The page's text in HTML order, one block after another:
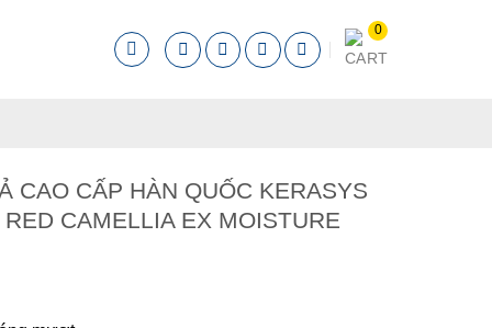
CAO CẤP HÀN QUỐC KERASYS
CAMELLIA EX MOISTURE